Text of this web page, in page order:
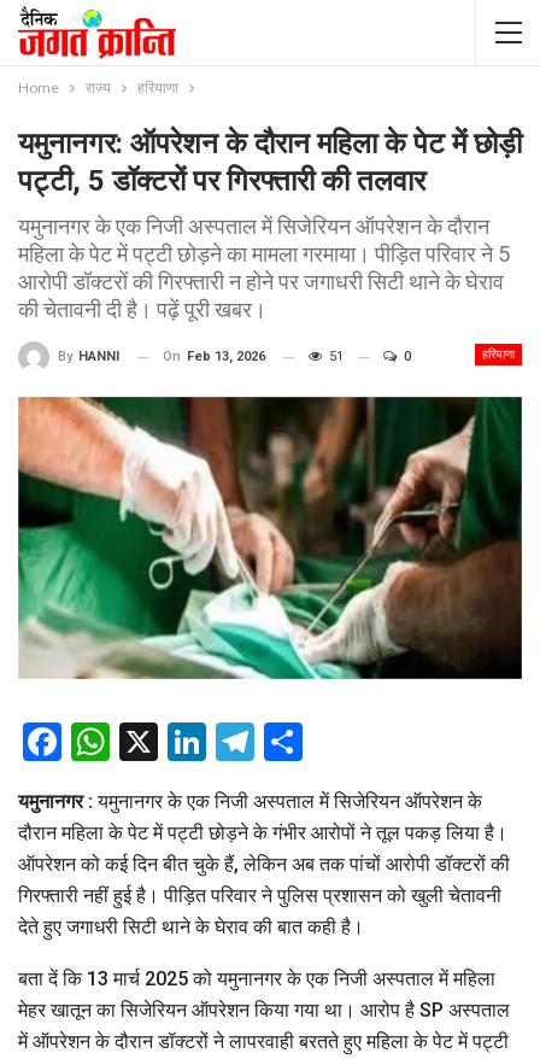
Home राज्य हरियाणा
यमुनानगर: ऑपरेशन के दौरान महिला के पेट में छोड़ी
पट्टी, 5 डॉक्टरों पर गिरफ्तारी की तलवार
यमुनानगर के एक निजी अस्पताल में सिजेरियन ऑपरेशन के दौरान
महिला के पेट में पट्टी छोड़ने का मामला गरमाया। पीड़ित परिवार ने 5
आरोपी डॉक्टरों की गिरफ्तारी न होने पर जगाधरी सिटी थाने के घेराव
की चेतावनी दी है। पढ़ें पूरी खबर।
हरियाणा
By HANNI On Feb 13, 2026 51 0
Facebook
WhatsApp
X LinkedIn
Telegram
यमुनानगर :यमुनानगर के एक निजी अस्पताल में सिजेरियन ऑपरेशन के
दौरान महिला के पेट में पट्टी छोड़ने के गंभीर आरोपों ने तूल पकड़ लिया है।
ऑपरेशन को कई दिन बीत चुके हैं, लेकिन अब तक पांचों आरोपी डॉक्टरों की
गिरफ्तारी नहीं हुई है। पीड़ित परिवार ने पुलिस प्रशासन को खुली चेतावनी
देते हुए जगाधरी सिटी थाने के घेराव की बात कही है।
बता दें कि 13 मार्च 2025 को यमुनानगर के एक निजी अस्पताल में महिला
मेहर खातून का सिजेरियन ऑपरेशन किया गया था। आरोप है SP अस्पताल
में ऑपरेशन के दौरान डॉक्टरों ने लापरवाही बरतते हुए महिला के पेट में पट्टी